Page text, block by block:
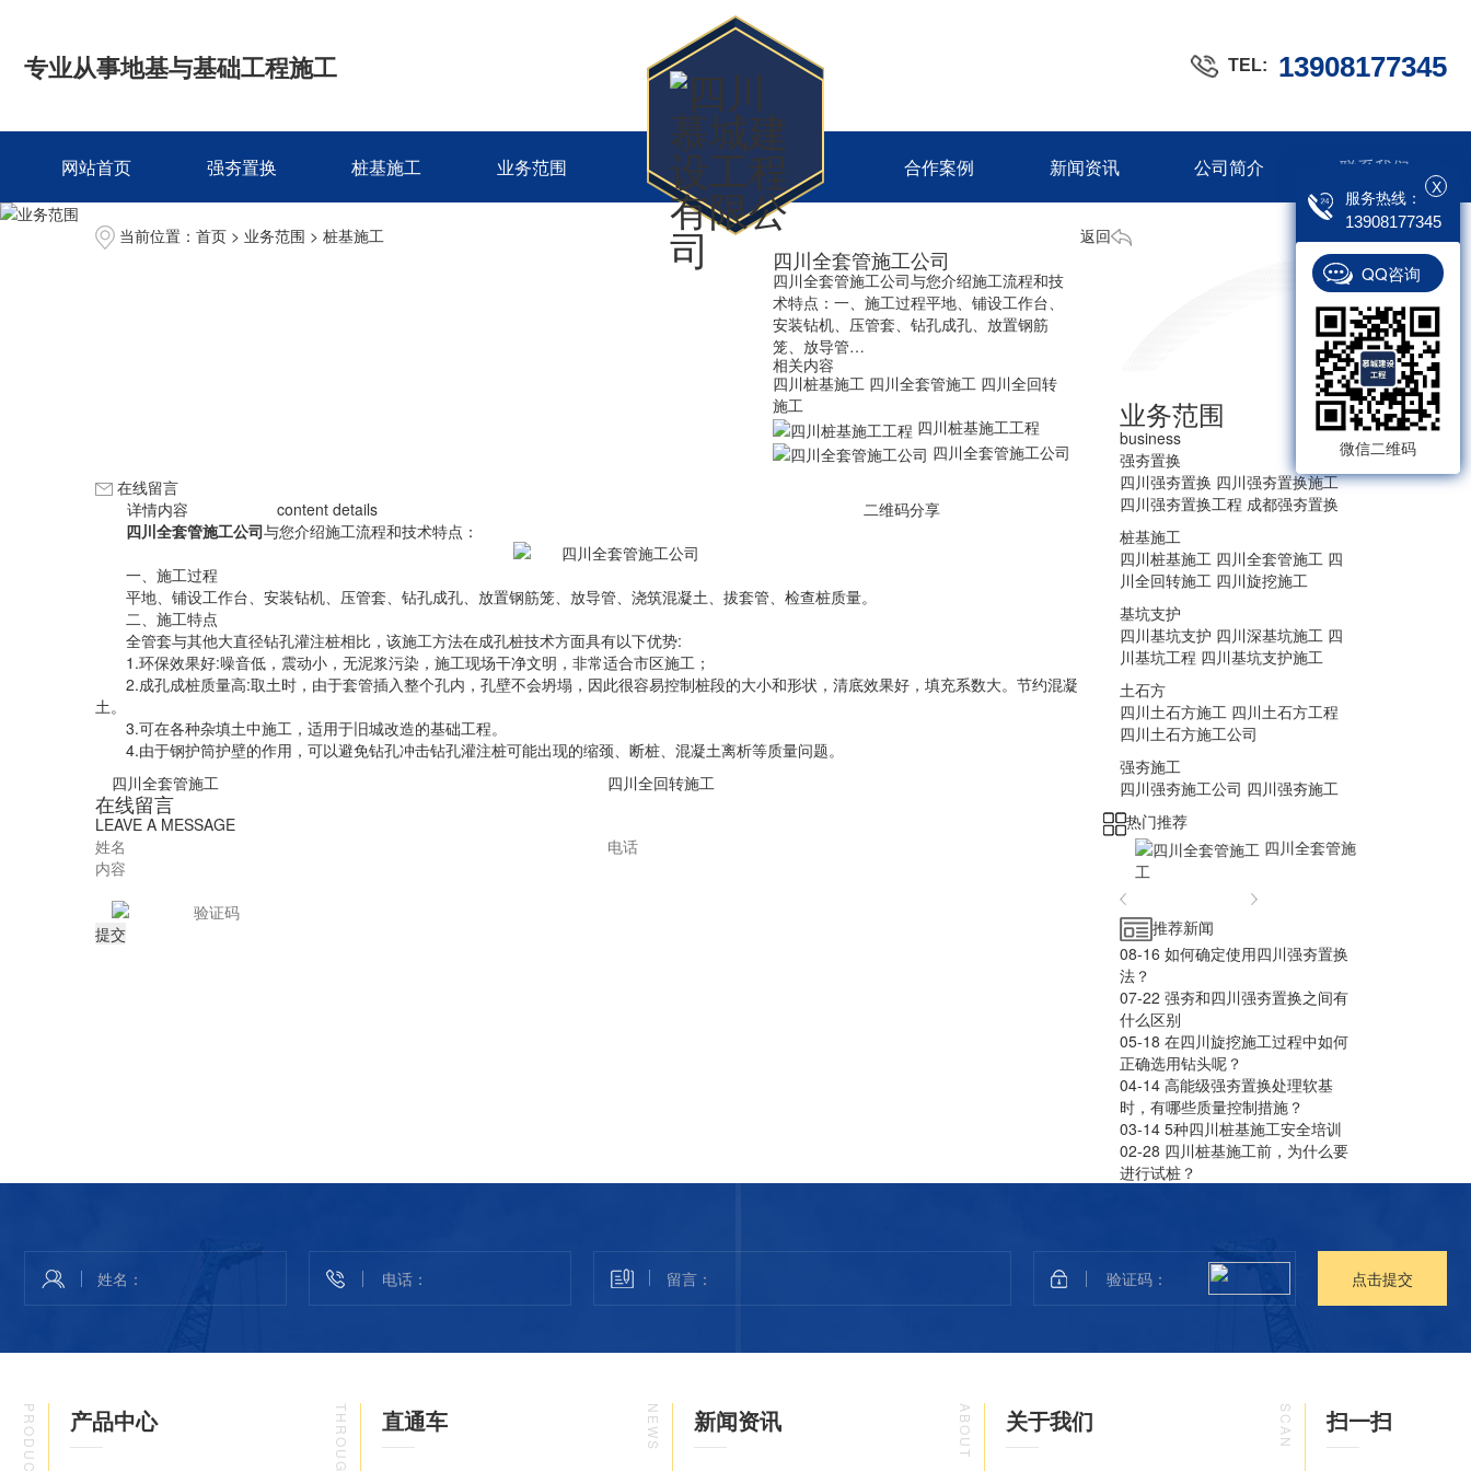
专业从事地基与基础工程施工 TEL: 13908177345
网站首页 强夯置换 桩基施工 业务范围 合作案例 新闻资讯 公司简介 联系我们
当前位置： 首页 > 业务范围 > 桩基施工 返回
四川全套管施工公司
四川全套管施工公司与您介绍施工流程和技
术特点：一、施工过程平地、铺设工作台、
安装钻机、压管套、钻孔成孔、放置钢筋
笼、放导管…
相关内容
四川桩基施工 四川全套管施工 四川全回转
施工
四川桩基施工工程
四川全套管施工公司
在线留言
详情内容
content details
二维码分享
四川全套管施工公司与您介绍施工流程和技术特点：
一、施工过程
平地、铺设工作台、安装钻机、压管套、钻孔成孔、放置钢筋笼、放导管、浇筑混凝土、拔套管、检查桩质量。
二、施工特点
全管套与其他大直径钻孔灌注桩相比，该施工方法在成孔桩技术方面具有以下优势:
1.环保效果好:噪音低，震动小，无泥浆污染，施工现场干净文明，非常适合市区施工；
2.成孔成桩质量高:取土时，由于套管插入整个孔内，孔壁不会坍塌，因此很容易控制桩段的大小和形状，清底效果好，填充系数大。节约混凝
土。
3.可在各种杂填土中施工，适用于旧城改造的基础工程。
4.由于钢护筒护壁的作用，可以避免钻孔冲击钻孔灌注桩可能出现的缩颈、断桩、混凝土离析等质量问题。
四川全套管施工
四川全回转施工
在线留言
LEAVE A MESSAGE
业务范围
business
强夯置换
四川强夯置换 四川强夯置换施工
四川强夯置换工程 成都强夯置换
桩基施工
四川桩基施工 四川全套管施工 四
川全回转施工 四川旋挖施工
基坑支护
四川基坑支护 四川深基坑施工 四
川基坑工程 四川基坑支护施工
土石方
四川土石方施工 四川土石方工程
四川土石方施工公司
强夯施工
四川强夯施工公司 四川强夯施工
热门推荐
四川全套管施
推荐新闻
08-16 如何确定使用四川强夯置换
法？
07-22 强夯和四川强夯置换之间有
什么区别
05-18 在四川旋挖施工过程中如何
正确选用钻头呢？
04-14 高能级强夯置换处理软基
时，有哪些质量控制措施？
03-14 5种四川桩基施工安全培训
02-28 四川桩基施工前，为什么要
进行试桩？
点击提交
PRODUCT 产品中心 THROUGH 直通车 NEWS 新闻资讯 ABOUT 关于我们 扫一扫
SCAN
X
服务热线：
13908177345
QQ咨询
微信二维码